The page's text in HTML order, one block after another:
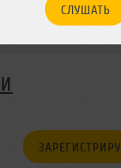
СЛУШАТЬ
02:37